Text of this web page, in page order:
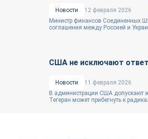
Новости
12 февраля 2026
Министр финансов Соединенных
соглашения между Россией и
США не исключают
Новости
11 февраля 2026
В администрации США допускают
Тегеран может прибегнуть к